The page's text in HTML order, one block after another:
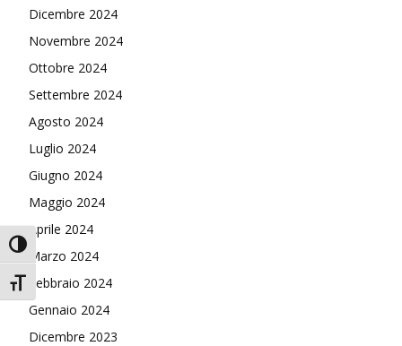
Attiva/disattiva alto contrasto
Attiva/disattiva dimensione testo
Dicembre 2024
Novembre 2024
Ottobre 2024
Settembre 2024
Agosto 2024
Luglio 2024
Giugno 2024
Maggio 2024
Aprile 2024
Marzo 2024
Febbraio 2024
Gennaio 2024
Dicembre 2023